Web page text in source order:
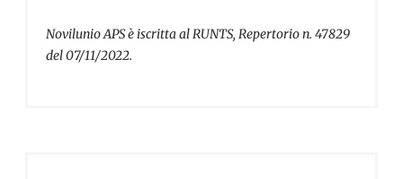
Novilunio APS è iscritta al RUNTS, Repertorio n. 47829
del 07/11/2022.